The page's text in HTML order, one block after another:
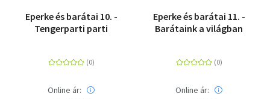
Eperke és barátai 10. -
Tengerparti parti
Online ár:
Eperke és barátai 11. -
Barátaink a világban
Online ár: